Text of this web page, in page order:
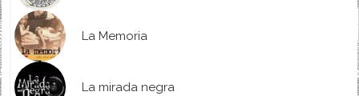
La Memoria
La mirada negra